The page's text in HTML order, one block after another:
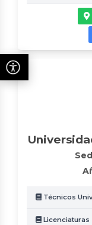
Técnicos
Licenciaturas